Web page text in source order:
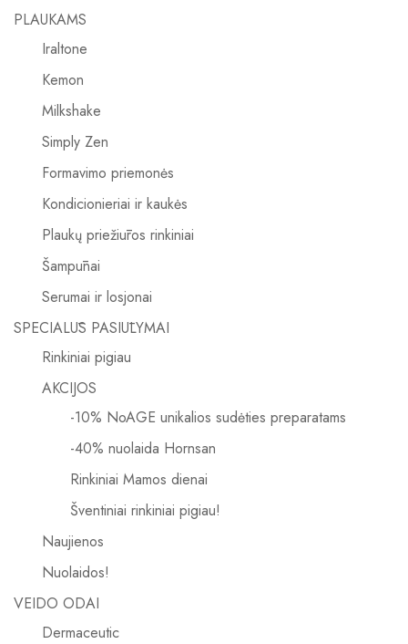
PLAUKAMS
Iraltone
Kemon
Milkshake
Simply Zen
Formavimo priemonės
Kondicionieriai ir kaukės
Plaukų priežiūros rinkiniai
Šampūnai
Serumai ir losjonai
SPECIALŪS PASIŪLYMAI
Rinkiniai pigiau
AKCIJOS
-10% NoAGE unikalios sudėties preparatams
-40% nuolaida Hornsan
Rinkiniai Mamos dienai
Šventiniai rinkiniai pigiau!
Naujienos
Nuolaidos!
VEIDO ODAI
Dermaceutic